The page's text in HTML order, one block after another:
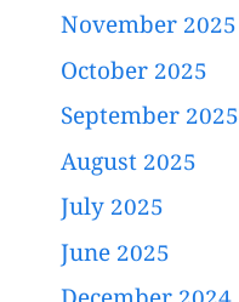
November 2025
October 2025
September 2025
August 2025
July 2025
June 2025